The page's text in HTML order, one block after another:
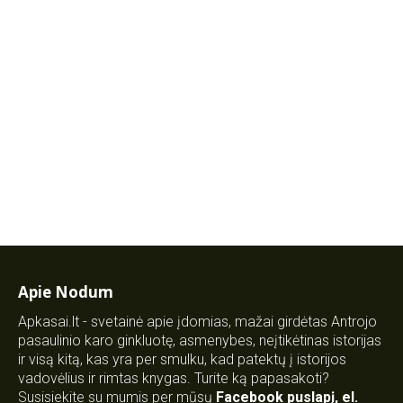
Apie Nodum
Apkasai.lt - svetainė apie įdomias, mažai girdėtas Antrojo
pasaulinio karo ginkluotę, asmenybes, neįtikėtinas istorijas
ir visą kitą, kas yra per smulku, kad patektų į istorijos
vadovėlius ir rimtas knygas. Turite ką papasakoti?
Susisiekite su mumis per mūsų Facebook puslapį, el.